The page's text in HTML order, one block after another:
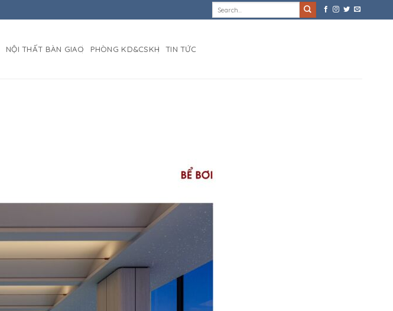
NỘI THẤT BÀN GIAO PHÒNG KD&CSKH TIN TỨC